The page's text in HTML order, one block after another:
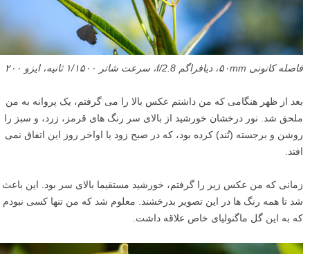
فاصله کانونی ۵۰mm، دیافراگم f/2.8، سرعت شاتر ۱/۱۵۰۰ ثانیه، ایزو ۲۰۰
بعد از ظهر هنگامی که من داشتم عکس بالا را می گرفتم، یک پروانه به من
ملحق شد. نور درخشان خورشید از بالای سر رنگ های قرمز، زرد، و سبز را
روشن و برجسته (تُند) کرده بود، که در صبح زود یا اواخر روز این اتفاق نمی
افتد.
زمانی که من عکس زیر را گرفتم، خورشید مستقیما بالای سر بود. این باعث
شد تا همه رنگ ها در این تصویر بدرخشند. معلوم شد که من تنها کسی نبودم
که به این گل ماگنولیای خاص علاقه داشت.